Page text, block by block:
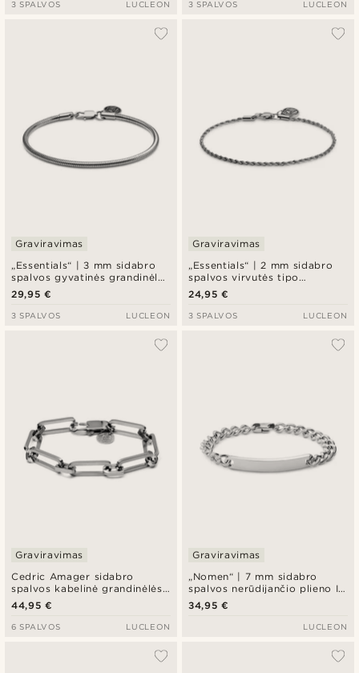
3 SPALVOS LUCLEON 3 SPALVOS LUCLEON
„Essentials“ | 3 mm sidabro
spalvos gyvatinės grandinėlės
apyrankė
Graviravimas
29,95 €
3 SPALVOS LUCLEON
„Essentials“ | 2 mm sidabro
spalvos virvutės tipo
grandinėlės apyrankė
Graviravimas
24,95 €
3 SPALVOS LUCLEON
Cedric Amager sidabro
spalvos kabelinė grandinėlės
apyrankė
Graviravimas
44,95 €
6 SPALVOS LUCLEON
„Nomen“ | 7 mm sidabro
spalvos nerūdijančio plieno ID
plokštelės apyrankė
Graviravimas
34,95 €
LUCLEON